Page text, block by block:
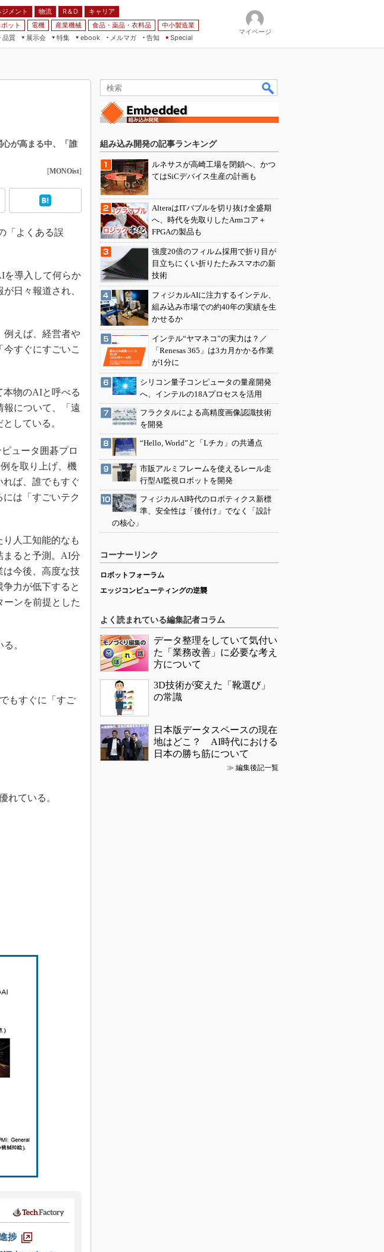
メント 物流 R＆D
キャリア
ボット 電機 産業機械 食品・薬品・衣料品
中小製造業
品質
展示会
特集
ebook
メルマガ
告知 Special
マイページ
が高まる中、「誰
[MONOist]
「よくある誤
を導入して何らか
日々報道され、
えば、経営者や
すぐにすごいこ
物のAIと呼べる
報について、「遠
している。
ュータ囲碁プロ
を取り上げ、機
ば、誰でもすぐ
は「すごいテク
人工知能的なも
まると予測。AI分
は今後、高度な技
力が低下すると
ンを前提とした
。
もすぐに「すご
れている。
捗
組み込み開発の記事ランキング
ルネサスが高崎工場を閉鎖へ、かつ
てはSiCデバイス生産の計画も
AlteraはITバブルを切り抜け全盛期
へ、時代を先取りしたArmコア＋
FPGAの製品も
強度20倍のフィルム採用で折り目が
目立ちにくい折りたたみスマホの新
技術
フィジカルAIに注力するインテル、
組み込み市場での約40年の実績を生
かせるか
インテル“ヤマネコ”の実力は？／
「Renesas 365」は3カ月かかる作業
が1分に
シリコン量子コンピュータの量産開発
へ、インテルの18Aプロセスを活用
フラクタルによる高精度画像認識技術
を開発
“Hello, World”と「Lチカ」の共通点
市販アルミフレームを使えるレール走
行型AI監視ロボットを開発
フィジカルAI時代のロボティクス新標
準、安全性は「後付け」でなく「設計
の核心」
コーナーリンク
ロボットフォーラム
エッジコンピューティングの逆襲
よく読まれている編集記者コラム
データ整理をしていて気付い
た「業務改善」に必要な考え
方について
3D技術が変えた「靴選び」
の常識
日本版データスペースの現在
地はどこ？ AI時代における
日本の勝ち筋について
≫ 編集後記一覧